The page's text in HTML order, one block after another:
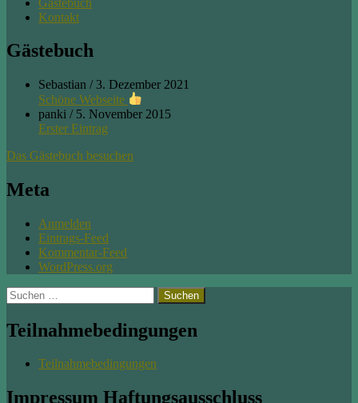
Kontakt
Gästebuch
Sebastian / 3. Dezember 2021
Schöne Webseite
panki / 5. November 2015
Erster Eintrag
Das Gästebuch besuchen
Meta
Anmelden
Eintrags-Feed
Kommentar-Feed
WordPress.org
Suchen
nach:
Teilnahmebedingungen
Teilnahmebedingungen
Impressum Haftungsausschluss